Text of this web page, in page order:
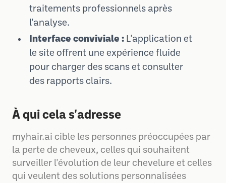
traitements professionnels après
l'analyse.
Interface conviviale : L'application et
le site offrent une expérience fluide
pour charger des scans et consulter
des rapports clairs.
À qui cela s'adresse
myhair.ai cible les personnes préoccupées par
la perte de cheveux, celles qui souhaitent
surveiller l'évolution de leur chevelure et celles
qui veulent des solutions personnalisées